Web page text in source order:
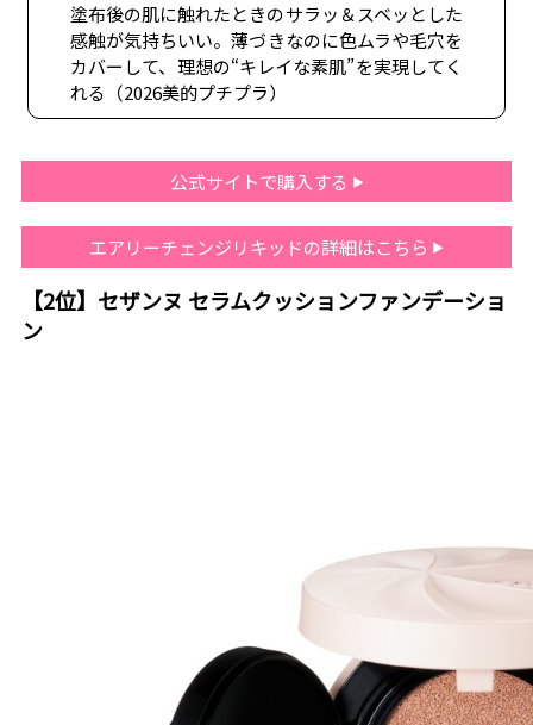
塗布後の肌に触れたときのサラッ＆スベッとした
感触が気持ちいい。薄づきなのに色ムラや毛穴を
カバーして、理想の“キレイな素肌”を実現してく
れる（2026美的プチプラ）
公式サイトで購入する
エアリーチェンジリキッドの詳細はこちら
【2位】セザンヌ セラムクッションファンデーショ
ン